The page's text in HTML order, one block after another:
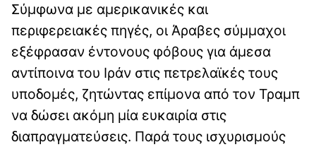
Σύμφωνα με αμερικανικές και
περιφερειακές πηγές, οι Άραβες σύμμαχοι
εξέφρασαν έντονους φόβους για άμεσα
αντίποινα του Ιράν στις πετρελαϊκές τους
υποδομές, ζητώντας επίμονα από τον Τραμπ
να δώσει ακόμη μία ευκαιρία στις
διαπραγματεύσεις. Παρά τους ισχυρισμούς